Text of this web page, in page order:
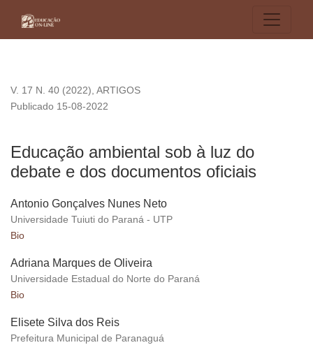
V. 17 N. 40 (2022), ARTIGOS
Educação ambiental sob à luz do
debate e dos documentos oficiais
Publicado 15-08-2022
Antonio Gonçalves Nunes Neto
Universidade Tuiuti do Paraná - UTP
Bio
Adriana Marques de Oliveira
Universidade Estadual do Norte do Paraná
Bio
Elisete Silva dos Reis
Prefeitura Municipal de Paranaguá